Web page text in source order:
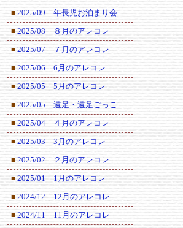
■ 2025/09 年長児お泊まり会
■ 2025/08 ８月のアレコレ
■ 2025/07 ７月のアレコレ
■ 2025/06 6月のアレコレ
■ 2025/05 5月のアレコレ
■ 2025/05 遠足・遠足ごっこ
■ 2025/04 ４月のアレコレ
■ 2025/03 3月のアレコレ
■ 2025/02 ２月のアレコレ
■ 2025/01 1月のアレコレ
■ 2024/12 12月のアレコレ
■ 2024/11 11月のアレコレ